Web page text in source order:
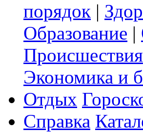
порядок |
Образование |
Происшествия
Экономика и
Отдых
Справка